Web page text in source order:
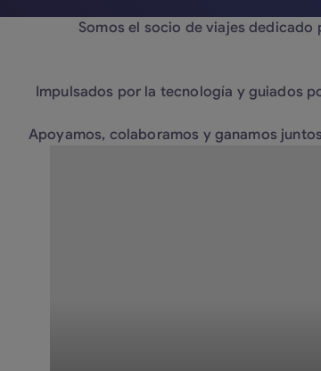
Somos el socio de viajes
Impulsados por la tecnología y guiados
Apoyamos, colaboramos y ganamos